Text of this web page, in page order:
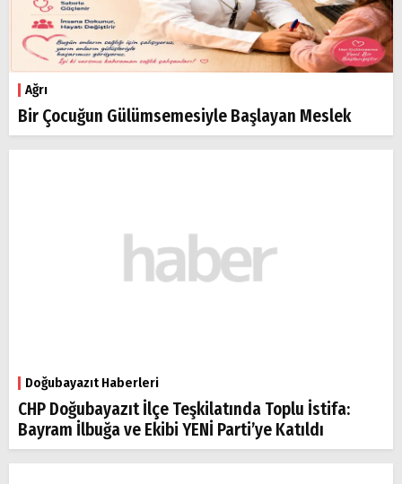
Ağrı
Bir Çocuğun Gülümsemesiyle Başlayan Meslek
Doğubayazıt Haberleri
CHP Doğubayazıt İlçe Teşkilatında Toplu İstifa:
Bayram İlbuğa ve Ekibi YENİ Parti’ye Katıldı